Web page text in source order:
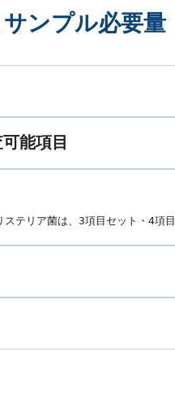
ンプル必要量
能項目
テリア菌は、3項目セット・4項